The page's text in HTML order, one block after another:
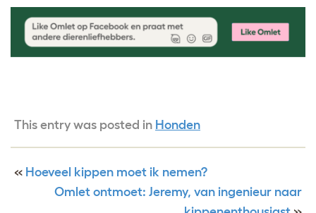
This entry was posted in Honden
« Hoeveel kippen moet ik nemen?
Omlet ontmoet: Jeremy, van ingenieur naar